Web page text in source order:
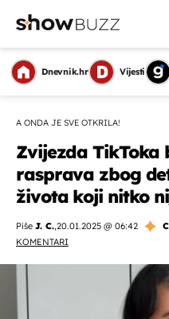
Dnevnik.hr Vijesti
A ONDA JE SVE OTKRILA!
Zvijezda TikToka
rasprava zbog
života koji nitko
Piše J. C.,20.01.2025 @ 06:42
KOMENTARI